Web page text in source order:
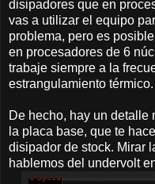
disipadores que en
vas a utilizar el equipo
problema, pero es
en procesadores de 6
trabaje siempre a la
estrangulamiento térmico.
De hecho, hay un detalle
la placa base, que te
disipador de stock. Mirar
hablemos del undervolt